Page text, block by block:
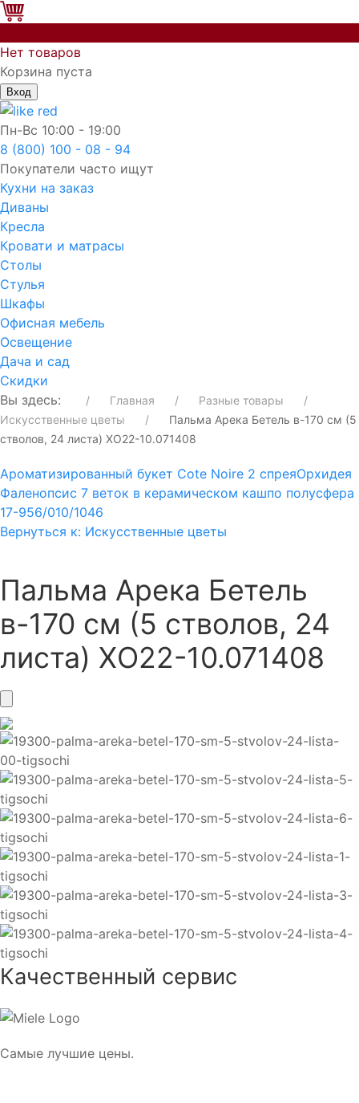
Нет товаров
Корзина пуста
Вход
Пн-Вс 10:00 - 19:00
8 (800) 100 - 08 - 94
Покупатели часто ищут
Кухни на заказ
Диваны
Кресла
Кровати и матрасы
Столы
Стулья
Шкафы
Офисная мебель
Освещение
Дача и сад
Скидки
Вы здесь:
Главная
Разные товары
Искусственные цветы
Пальма Арека Бетель в-170 см (5
стволов, 24 листа) ХО22-10.071408
Ароматизированный букет Cote Noire 2 спреяОрхидея
Фаленопсис 7 веток в керамическом кашпо полусфера
17-956/010/1046
Вернуться к: Искусственные цветы
Пальма Арека Бетель
в-170 см (5 стволов, 24
листа) ХО22-10.071408
Качественный сервис
Самые лучшие цены.